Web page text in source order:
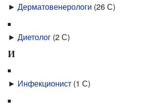
► Дерматовенерологи (26 С)
► Диетолог (2 С)
И
► Инфекцио­нист (1 С)